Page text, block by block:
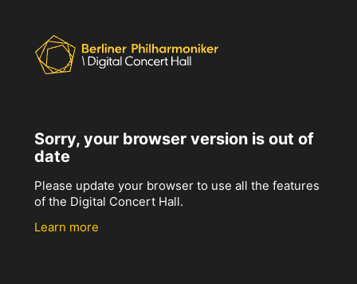
Sorry, your browser version is out of
date
Please update your browser to use all the features
of the Digital Concert Hall.
Learn more